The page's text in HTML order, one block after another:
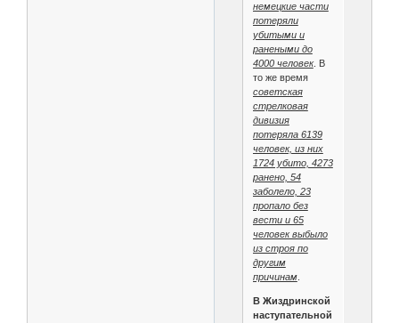
немецкие части
потеряли
убитыми и
ранеными до
4000 человек. В
то же время
советская
стрелковая
дивизия
потеряла 6139
человек, из них
1724 убито, 4273
ранено, 54
заболело, 23
пропало без
вести и 65
человек выбыло
из строя по
другим
причинам.
В Жиздринской
наступательной